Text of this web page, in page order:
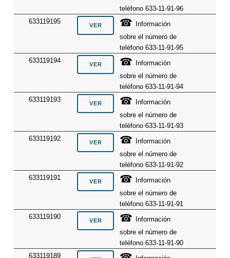
teléfono 633-11-91-96
633119195
☎ Información
sobre el número de
teléfono 633-11-91-95
633119194
☎ Información
sobre el número de
teléfono 633-11-91-94
633119193
☎ Información
sobre el número de
teléfono 633-11-91-93
633119192
☎ Información
sobre el número de
teléfono 633-11-91-92
633119191
☎ Información
sobre el número de
teléfono 633-11-91-91
633119190
☎ Información
sobre el número de
teléfono 633-11-91-90
633119189